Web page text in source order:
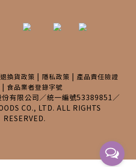
退換貨政策 | 隱私政策 | 產品責任險證
| 食品業者登錄字號
有限公司／統一編號53389851／
CO., LTD. ALL RIGHTS
RESERVED.